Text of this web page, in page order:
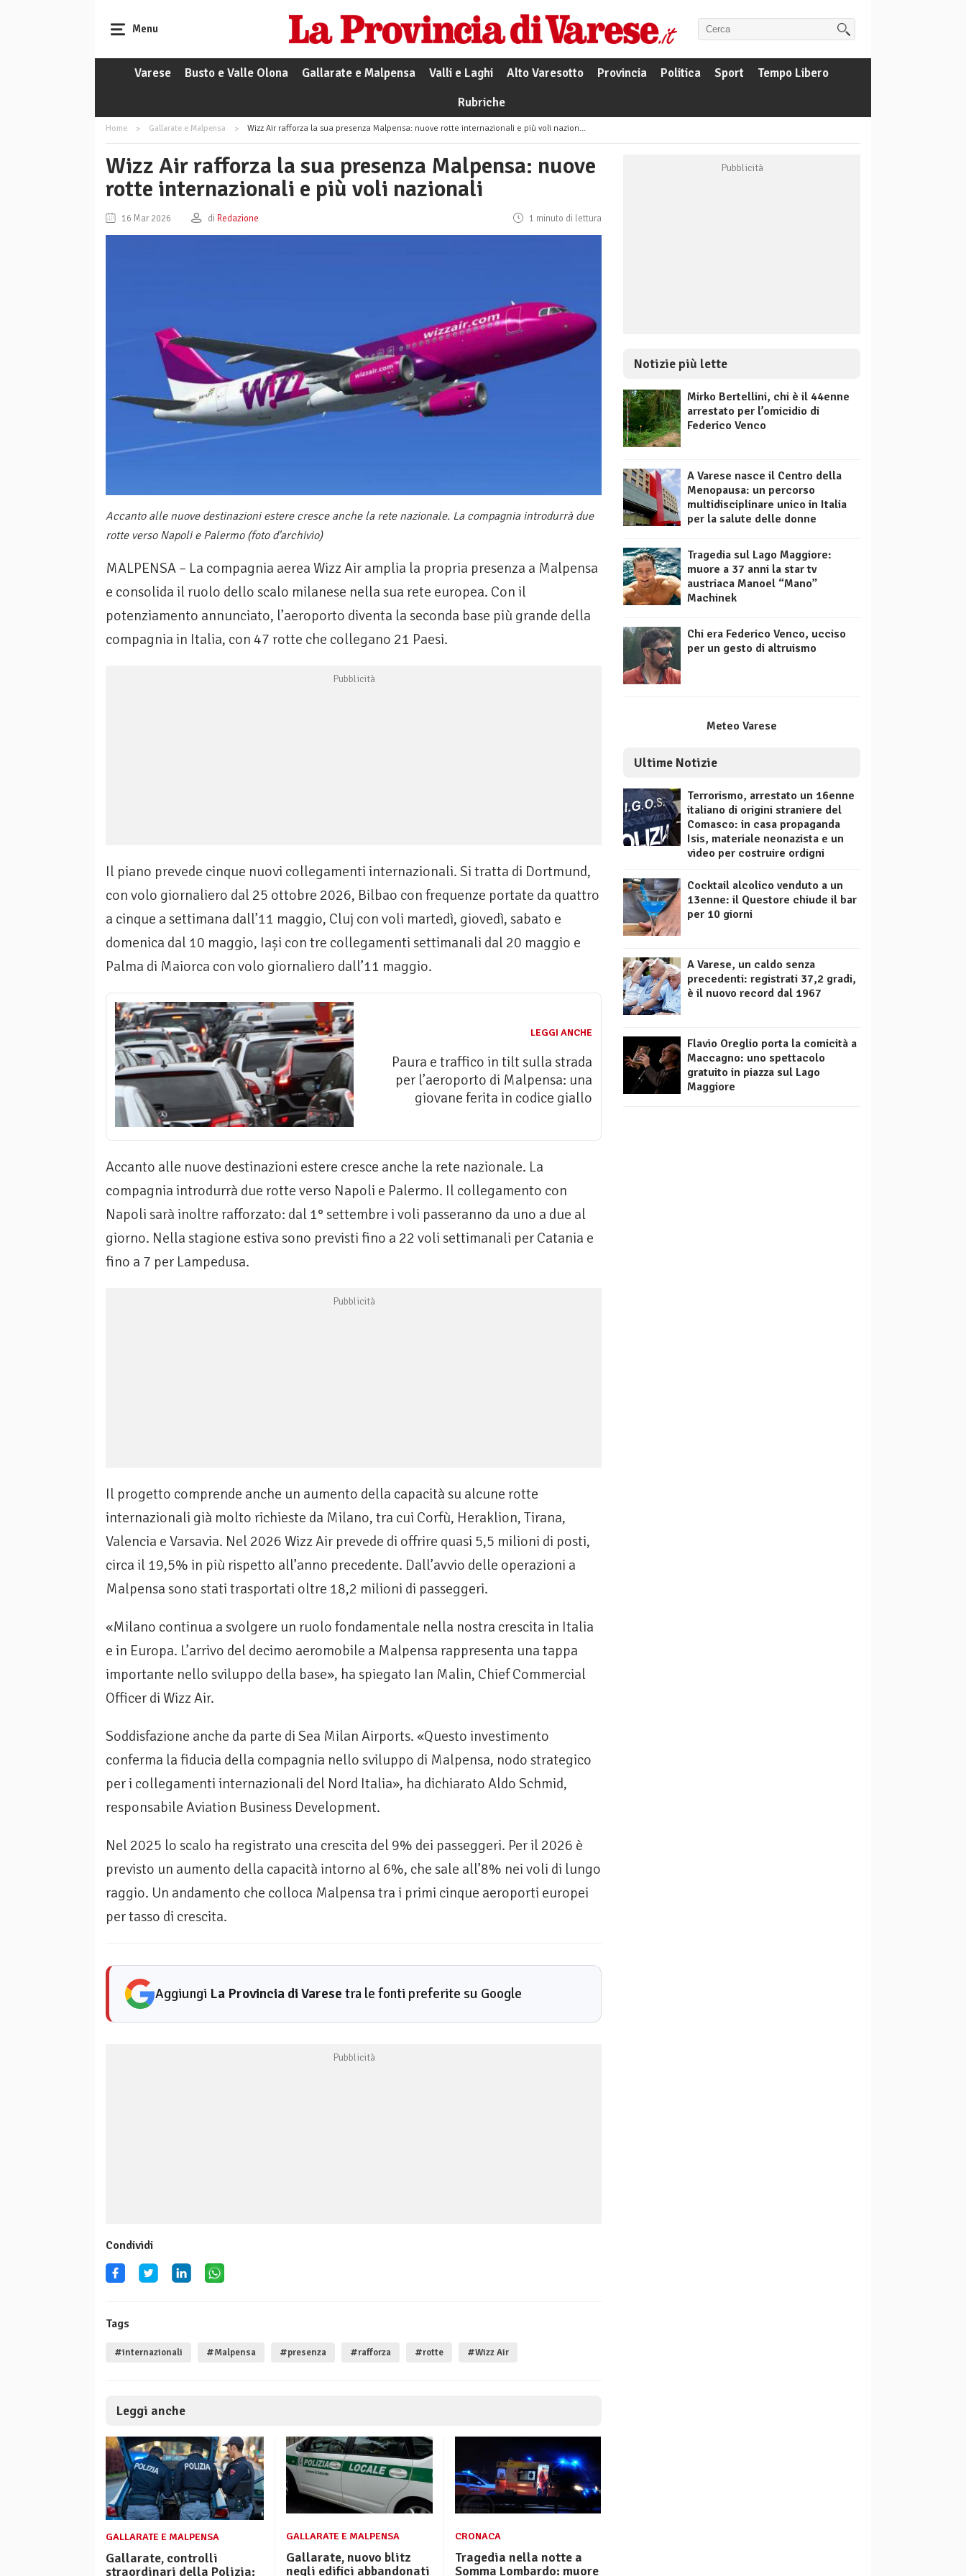
Menu
Varese Busto e Valle Olona Gallarate e Malpensa Valli e Laghi Alto Varesotto Provincia Politica Sport
Tempo Libero
Rubriche
Home Gallarate e Malpensa Wizz Air rafforza la sua presenza Malpensa: nuove rotte internazionali e più voli nazionali
Wizz Air rafforza la sua presenza Malpensa: nuove
rotte internazionali e più voli nazionali
16 Mar 2026 di Redazione 1 minuto di lettura
Accanto alle nuove destinazioni estere cresce anche la rete nazionale. La compagnia introdurrà due
rotte verso Napoli e Palermo (foto d'archivio)
MALPENSA – La compagnia aerea Wizz Air amplia la propria presenza a Malpensa
e consolida il ruolo dello scalo milanese nella sua rete europea. Con il
potenziamento annunciato, l’aeroporto diventa la seconda base più grande della
compagnia in Italia, con 47 rotte che collegano 21 Paesi.
Il piano prevede cinque nuovi collegamenti internazionali. Si tratta di Dortmund,
con volo giornaliero dal 25 ottobre 2026, Bilbao con frequenze portate da quattro
a cinque a settimana dall’11 maggio, Cluj con voli martedì, giovedì, sabato e
domenica dal 10 maggio, Iași con tre collegamenti settimanali dal 20 maggio e
Palma di Maiorca con volo giornaliero dall’11 maggio.
LEGGI ANCHE
Paura e traffico in tilt sulla strada
per l’aeroporto di Malpensa: una
giovane ferita in codice giallo
Accanto alle nuove destinazioni estere cresce anche la rete nazionale. La
compagnia introdurrà due rotte verso Napoli e Palermo. Il collegamento con
Napoli sarà inoltre rafforzato: dal 1° settembre i voli passeranno da uno a due al
giorno. Nella stagione estiva sono previsti fino a 22 voli settimanali per Catania e
fino a 7 per Lampedusa.
Il progetto comprende anche un aumento della capacità su alcune rotte
internazionali già molto richieste da Milano, tra cui Corfù, Heraklion, Tirana,
Valencia e Varsavia. Nel 2026 Wizz Air prevede di offrire quasi 5,5 milioni di posti,
circa il 19,5% in più rispetto all’anno precedente. Dall’avvio delle operazioni a
Malpensa sono stati trasportati oltre 18,2 milioni di passeggeri.
«Milano continua a svolgere un ruolo fondamentale nella nostra crescita in Italia
e in Europa. L’arrivo del decimo aeromobile a Malpensa rappresenta una tappa
importante nello sviluppo della base», ha spiegato Ian Malin, Chief Commercial
Officer di Wizz Air.
Soddisfazione anche da parte di Sea Milan Airports. «Questo investimento
conferma la fiducia della compagnia nello sviluppo di Malpensa, nodo strategico
per i collegamenti internazionali del Nord Italia», ha dichiarato Aldo Schmid,
responsabile Aviation Business Development.
Nel 2025 lo scalo ha registrato una crescita del 9% dei passeggeri. Per il 2026 è
previsto un aumento della capacità intorno al 6%, che sale all’8% nei voli di lungo
raggio. Un andamento che colloca Malpensa tra i primi cinque aeroporti europei
per tasso di crescita.
Aggiungi La Provincia di Varese tra le fonti preferite su Google
Condividi
Tags
#internazionali #Malpensa #presenza #rafforza #rotte #Wizz Air
Leggi anche
GALLARATE E MALPENSA
Gallarate, controlli
straordinari della Polizia:
GALLARATE E MALPENSA
Gallarate, nuovo blitz
negli edifici abbandonati
CRONACA
Tragedia nella notte a
Somma Lombardo: muore
Notizie più lette
Mirko Bertellini, chi è il 44enne
arrestato per l’omicidio di
Federico Venco
A Varese nasce il Centro della
Menopausa: un percorso
multidisciplinare unico in Italia
per la salute delle donne
Tragedia sul Lago Maggiore:
muore a 37 anni la star tv
austriaca Manoel “Mano”
Machinek
Chi era Federico Venco, ucciso
per un gesto di altruismo
Meteo Varese
Ultime Notizie
Terrorismo, arrestato un 16enne
italiano di origini straniere del
Comasco: in casa propaganda
Isis, materiale neonazista e un
video per costruire ordigni
Cocktail alcolico venduto a un
13enne: il Questore chiude il bar
per 10 giorni
A Varese, un caldo senza
precedenti: registrati 37,2 gradi,
è il nuovo record dal 1967
Flavio Oreglio porta la comicità a
Maccagno: uno spettacolo
gratuito in piazza sul Lago
Maggiore